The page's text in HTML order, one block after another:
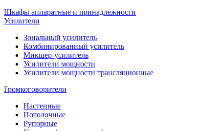
Шкафы аппаратные и принадлежности
Усилители
Зональный усилитель
Комбинированный усилитель
Микшер-усилитель
Усилители мощности
Усилители мощности трансляционные
Громкоговорители
Настенные
Потолочные
Рупорные